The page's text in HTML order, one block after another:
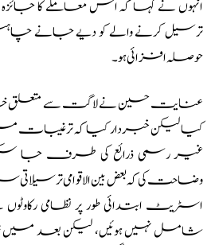
انہوں نے کہا کہ اس معاملے کا جائزہ
ترسیل کرنے والے کو دیے جانے
حوصلہ افزائی ہو۔
عنایت حسین نے لاگت سے
کیا لیکن خبردار کیا کہ ترغیبات
غیر رسمی ذرائع کی طرف جا سکتی
وضاحت کی کہ بعض بین الاقوامی ترسیلاتی
اسٹریٹ ابتدائی طور پر نظامی
شامل نہیں ہوئیں، لیکن بعد میں